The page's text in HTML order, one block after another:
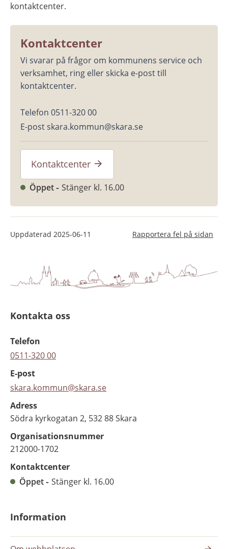
kontaktcenter.
Kontaktcenter
Vi svarar på frågor om kommunens service och
verksamhet, ring eller skicka e-post till
kontaktcenter.
Telefon 0511-320 00
E-post skara.kommun@skara.se
Kontaktcenter
Öppet Stänger kl. 16.00
Uppdaterad 2025-06-11 Rapportera fel på sidan
Kontakta oss
Telefon
0511-320 00
E-post
skara.kommun@skara.se
Adress
Södra kyrkogatan 2, 532 88 Skara
Organisationsnummer
212000-1702
Kontaktcenter
Öppet
Stänger kl. 16.00
Information